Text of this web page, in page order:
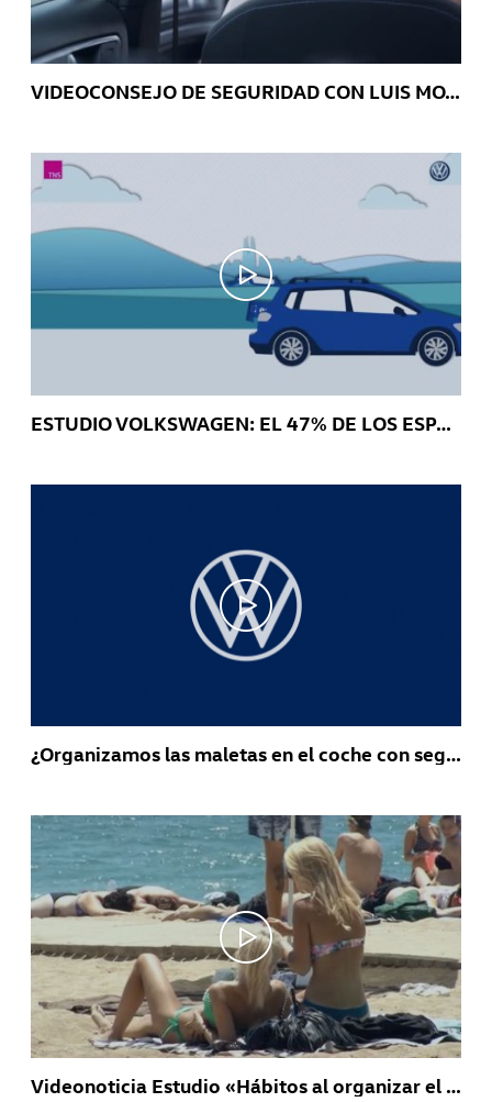
VIDEOCONSEJO DE SEGURIDAD CON LUIS MOYA: El cinturón y los sistemas de retención infantil
ESTUDIO VOLKSWAGEN: EL 47% DE LOS ESPAÑOLES VIAJA CON OBJETOS SUELTOS DENTRO DEL HABITÁCULO
¿Organizamos las maletas en el coche con seguridad?
Videonoticia Estudio «Hábitos al organizar el equipaje»